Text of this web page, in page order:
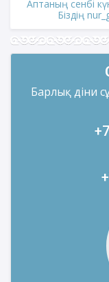
Аптаның сенбі
Біздің
Барлық діни